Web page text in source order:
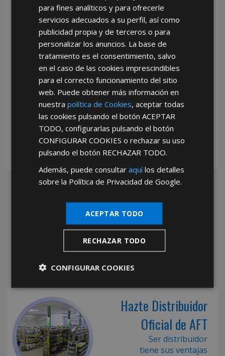
He leído y acepto la Política de Privacidad
*Abstenerse particulares, sólo venta a tiendas y empresas minoristas y
Hazte Distribuidor
Oficial de AFT
Ser distribuidor
tiene sus ventajas
para fines analíticos y para ofrecerle
servicios adecuados a su perfil, así como
publicidad propia y de terceros o para
personalizar los anuncios. La base de
tratamiento es el consentimiento, salvo
en el caso de las cookies imprescindibles
para el correcto funcionamiento del sitio
web. Puede obtener más información en
nuestrapolítica de Cookies, aceptar todas
las cookies pulsando el botónACEPTAR
TODO, configurarlas pulsando el botón
CONFIGURAR COOKIES o rechazar su uso
pulsando el botón RECHAZAR TODO.
Además, puede consultaraquílos detalles
sobre la Política de Privacidad de Google.
ACEPTAR TODO
RECHAZAR TODO
CONFIGURAR COOKIES